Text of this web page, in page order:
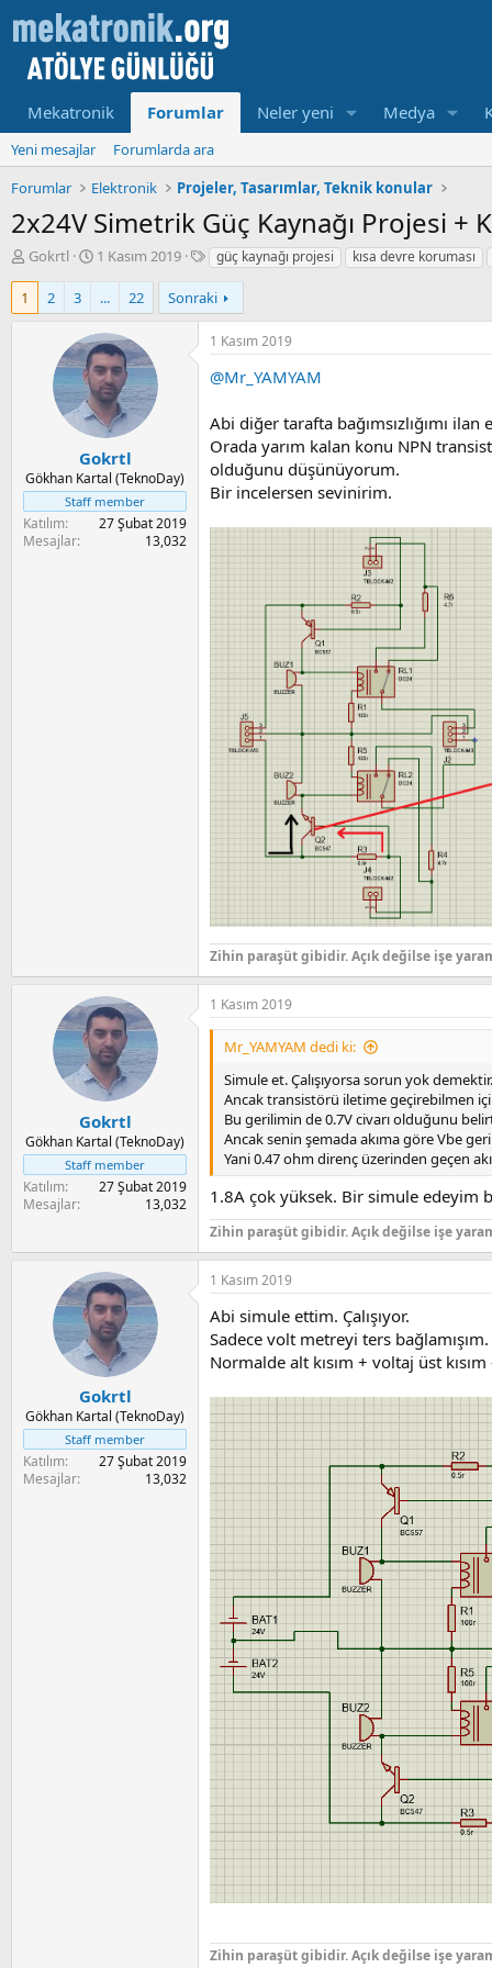
Mekatronik Forumlar Neler yeni Medya
Yeni mesajlar
Forumlarda ara
Forumlar
Elektronik Projeler, Tasarımlar, Teknik konular
2x24V Simetrik Güç Kaynağı Projesi +
K
u
t
a
n
Gokrtl
B
l
a
m
a
t
a
r
i
h
i
1 Kasım 2019
E
i
k
e
t
güç kaynağı projesi kısa devre koruması
1 2 3 ... 22 Sonraki
Gokrtl
Gökhan Kartal (TeknoDay)
Staff member
Katılım
27 Şubat 2019
Mesajlar
13,032
1 Kasım 2019
@Mr_YAMYAM
Abi diğer tarafta bağımsızlığımı
Orada yarım kalan konu NPN
olduğunu düşünüyorum.
Bir incelersen sevinirim.
Zihin paraşüt gibidir. Açık değilse işe
Gokrtl
Gökhan Kartal (TeknoDay)
Staff member
Katılım
27 Şubat 2019
Mesajlar
13,032
1 Kasım 2019
Mr_YAMYAM dedi ki:
Simule et. Çalışıyorsa sorun yok demektir.
Ancak transistörü iletime geçirebilmen
Bu gerilimin de 0.7V civarı olduğunu
Ancak senin şemada akıma göre Vbe
Yani 0.47 ohm direnç üzerinden geçen
1.8A çok yüksek. Bir simule edeyim
Zihin paraşüt gibidir. Açık değilse işe
Gokrtl
Gökhan Kartal (TeknoDay)
Staff member
Katılım
27 Şubat 2019
Mesajlar
13,032
1 Kasım 2019
Abi simule ettim. Çalışıyor.
Sadece volt metreyi ters
Normalde alt kısım + voltaj üst
Zihin paraşüt gibidir. Açık değilse işe